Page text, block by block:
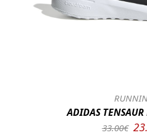
ADIDAS
33.00€